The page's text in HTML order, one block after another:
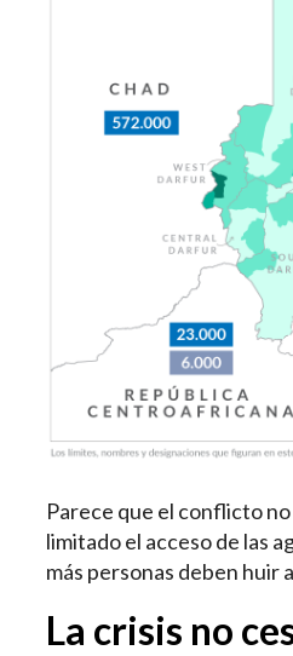
Parece que el conflicto
limitado el acceso de las
más personas deben huir
La crisis no